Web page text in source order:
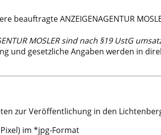
beauftragte ANZEIGENAGENTUR
MOSLER sind nach §19 UstG
und gesetzliche Angaben werden in
zur Veröffentlichung in den
im *jpg-Format